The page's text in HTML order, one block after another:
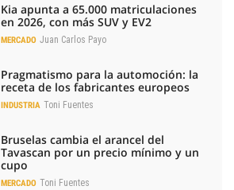
Kia apunta a 65.000 matriculaciones
en 2026, con más SUV y EV2
MERCADO Juan Carlos Payo
Pragmatismo para la automoción: la
receta de los fabricantes europeos
INDUSTRIA Toni Fuentes
Bruselas cambia el arancel del
Tavascan por un precio mínimo y un
cupo
MERCADO Toni Fuentes